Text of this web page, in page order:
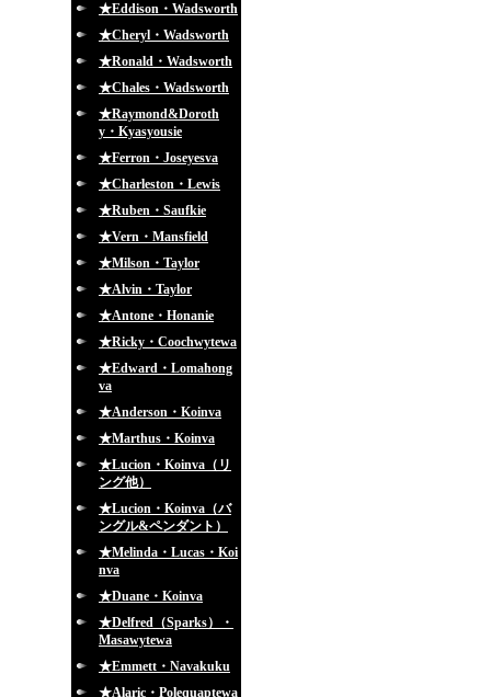
★Eddison・Wadsworth
★Cheryl・Wadsworth
★Ronald・Wadsworth
★Chales・Wadsworth
★Raymond&Doroth
y・Kyasyousie
★Ferron・Joseyesva
★Charleston・Lewis
★Ruben・Saufkie
★Vern・Mansfield
★Milson・Taylor
★Alvin・Taylor
★Antone・Honanie
★Ricky・Coochwytewa
★Edward・Lomahong
va
★Anderson・Koinva
★Marthus・Koinva
★Lucion・Koinva（リ
ング他）
★Lucion・Koinva（バ
ングル&ペンダント）
★Melinda・Lucas・Koi
nva
★Duane・Koinva
★Delfred（Sparks）・
Masawytewa
★Emmett・Navakuku
★Alaric・Polequaptewa